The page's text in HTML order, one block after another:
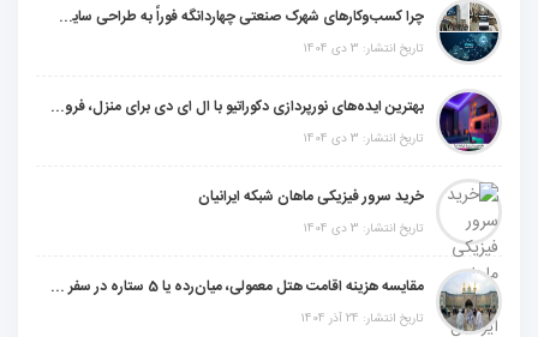
چرا کسب‌وکارهای شهرک صنعتی چهاردانگه فوراً به طراحی سایت نیاز دارند؟
تاریخ انتشار: 3 دی 1404
بهترین ایده‌های نورپردازی دکوراتیو با ال ای دی برای منزل، فروشگاه و دفتر کار
تاریخ انتشار: 3 دی 1404
خرید سرور فیزیکی ماهان شبکه ایرانیان
تاریخ انتشار: 3 دی 1404
مقایسه هزینه اقامت هتل معمولی، میان‌رده یا 5 ستاره در سفر زیارتی عراق
تاریخ انتشار: 24 آذر 1404